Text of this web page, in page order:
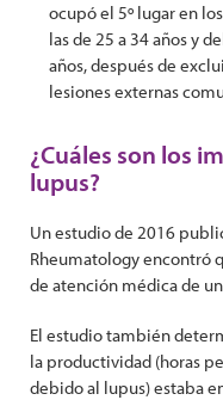
ocupó el 5º lugar en
las de 25 a 34 años y
años, después de
lesiones externas
¿Cuáles son los
lupus?
Un estudio de 2016
Rheumatology encontró
de atención médica de
El estudio también
la productividad (horas
debido al lupus) estaba